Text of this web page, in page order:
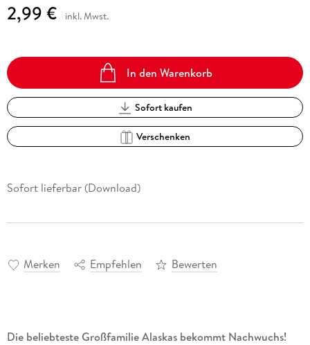
2,99 € inkl. Mwst.
In den Warenkorb
Sofort kaufen
Verschenken
Sofort lieferbar (Download)
Merken Empfehlen Bewerten
Die beliebteste Großfamilie Alaskas bekommt Nachwuchs!